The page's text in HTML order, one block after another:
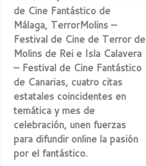
de Cine Fantástico de
Málaga, TerrorMolins –
Festival de Cine de Terror de
Molins de Rei e Isla Calavera
– Festival de Cine Fantástico
de Canarias, cuatro citas
estatales coincidentes en
temática y mes de
celebración, unen fuerzas
para difundir online la pasión
por el fantástico.